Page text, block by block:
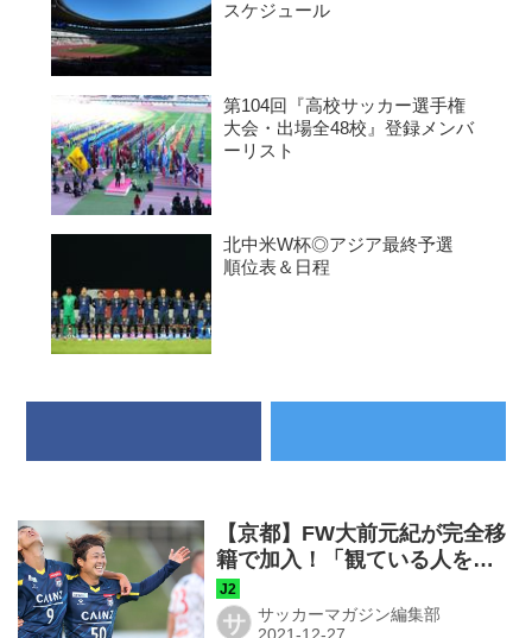
スケジュール
第104回『高校サッカー選手権
大会・出場全48校』登録メンバ
ーリスト
北中米W杯◎アジア最終予選
順位表＆日程
【京都】FW大前元紀が完全移
籍で加入！「観ている人を楽
しませるプレーが出来るよう
日々全力で」
サ サッカーマガジン編集部